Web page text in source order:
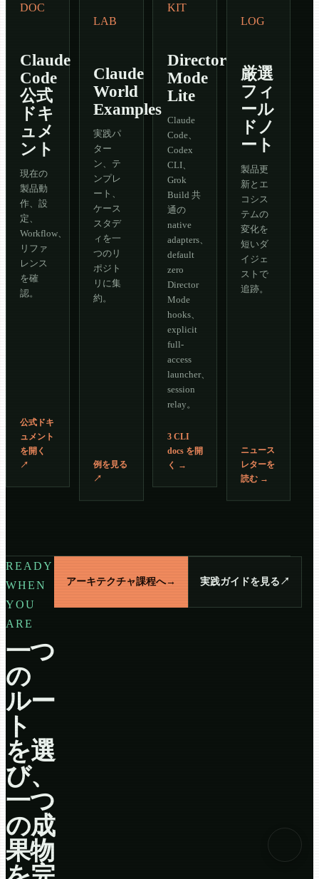
DOC
Claude
Code
公式
ドキ
ュメ
ント
現在の
製品動
作、設
定、
Workflow、
リファ
レンス
を確
認。
公式ドキ
ュメント
を開く
↗
LAB
Claude
World
Examples
実践パ
ター
ン、テ
ンプレ
ート、
ケース
スタデ
ィを一
つのリ
ポジト
リに集
約。
例を見る
↗
KIT
Director
Mode
Lite
Claude
Code、
Codex
CLI、
Grok
Build 共
通の
native
adapters、
default
zero
Director
Mode
hooks、
explicit
full-
access
launcher、
session
relay。
3 CLI
docs を開
く →
LOG
厳選
フィ
ール
ドノ
ート
製品更
新とエ
コシス
テムの
変化を
短いダ
イジェ
ストで
追跡。
ニュース
レターを
読む →
READY
WHEN
YOU
ARE
一つ
の
ルー
ト
を選
び、
一つ
の成
果物
アーキテクチャ課程へ→ 実践ガイドを見る ↗